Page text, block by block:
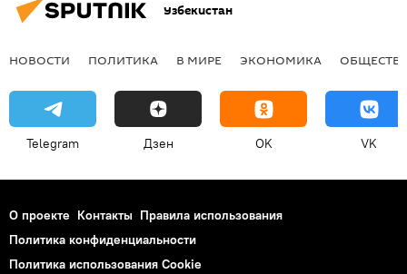
Узбекистан
НОВОСТИ ПОЛИТИКА В МИРЕ ЭКОНОМИКА
Telegram Дзен OK VK
О проекте Контакты Правила использования
Политика конфиденциальности
Политика использования Cookie